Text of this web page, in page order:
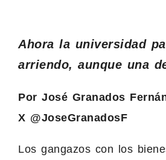
Ahora la universidad
arriendo, aunque una
Por José Granados
X @JoseGranadosF
Los gangazos con los